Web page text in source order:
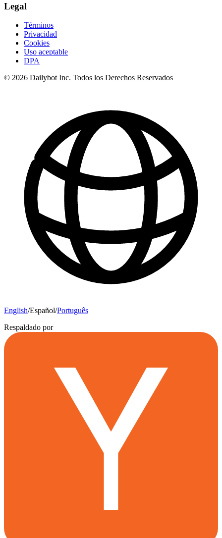
Legal
Términos
Privacidad
Cookies
Uso aceptable
DPA
© 2026 Dailybot Inc. Todos los Derechos Reservados
English/Español/Português
Respaldado por